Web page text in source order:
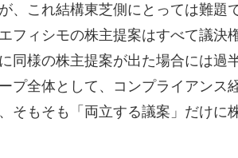
、これ結構東芝側にとっては難題
フィシモの株主提案はすべて議決
同様の株主提案が出た場合には過
プ全体として、コンプライアンス
そもそも「両立する議案」だけに